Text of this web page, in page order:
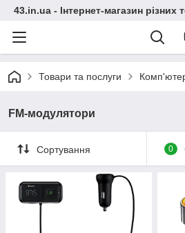
43.in.ua - Інтернет-магазин
Товари та послуги
FM-модулятори
Сортування 0